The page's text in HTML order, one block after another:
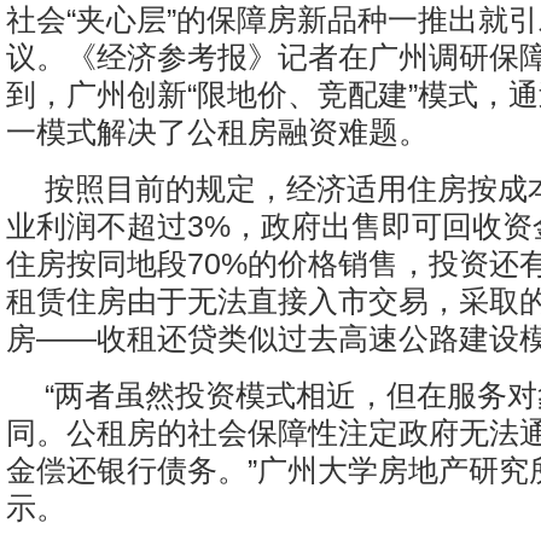
社会“夹心层”的保障房新品种一推出就
议。《经济参考报》记者在广州调研保
到，广州创新“限地价、竞配建”模式，
一模式解决了公租房融资难题。
按照目前的规定，经济适用住房按成
业利润不超过3%，政府出售即可回收
住房按同地段70%的价格销售，投资还
租赁住房由于无法直接入市交易，采取
房——收租还贷类似过去高速公路建设
“两者虽然投资模式相近，但在服务
同。公租房的社会保障性注定政府无法
金偿还银行债务。”广州大学房地产研究
示。